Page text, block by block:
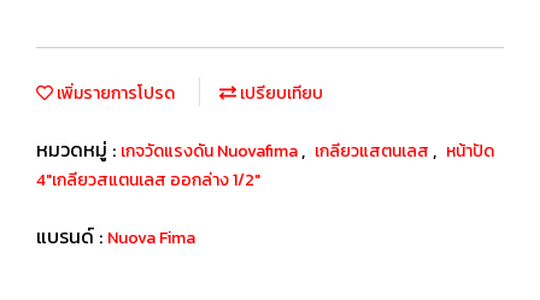
เพิ่มรายการโปรด เปรียบเทียบ
หมวดหมู่ : เกจวัดแรงดัน Nuovafima, เกลียวแสตนเลส , หน้าปัด
4"เกลียวสแตนเลส ออกล่าง 1/2"
แบรนด์ : Nuova Fima